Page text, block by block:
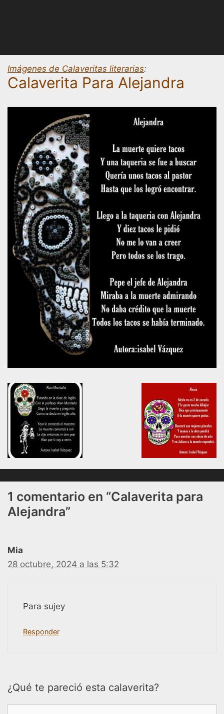
Imágenes de Calaveritas literarias:
Calaverita Para Alejandra
1 comentario en “Calaverita para
Alejandra”
Mia
28 octubre, 2024 a las 5:32
Para sujey
Responder
¿Qué te pareció esta calaverita?